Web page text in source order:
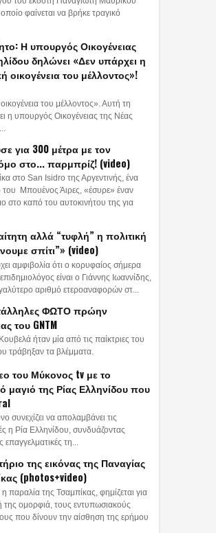
Η ΕΛ.ΑΣ. αναζητά τον
συνεργό του «Τίτι» –
για να «γαζώσουν» τον
αδερφό του Σταύρου
Μπαλάσκα
24
May
2026
Τρεις
01
φαίνεται να βρήκε τραγικό
Η υπουργός Οικογένειας
δηλώνει «Δεν υπάρχει η
οικογένεια του μέλλοντος»!
του μέλλοντος». Αυτή τη
η υπουργός Οικογένειας της Νέας
για 300 μέτρα με τον
στο... παρμπρίζ! (video)
στο San Isidro της Αργεντινής, ένα
του Μπουένος Άιρες, «έσυρε» έναν
στο καπό του αυτοκινήτου της για
αλλά “τυφλή” η πολιτική
σπίτι”» (video)
αμφιβολία ότι ο κορυφαίος σήμερα
είναι ο Γιάννης Ιωαννίδης,
αριθμό ετεροαναφορών στ...
ΦΩΤΟ πρώην
του GNTM
ήταν μία από τις παίκτριες του
τράβηξαν τα βλέμματα.
του Μύκονος tv με το
μαγιό της Ρίας Ελληνίδου που
συνεχίζει να απολαμβάνει τις
η Ρία Ελληνίδου, συνδυάζοντας
επαγγελματικές τη...
της εικόνας της Παναγίας
(photos+video)
παραλία της Τσαμπίκας, φημίζεται για
της ομορφιά, τους εντυπωσιακούς
που δίνουν την αίσθηση της ερήμου